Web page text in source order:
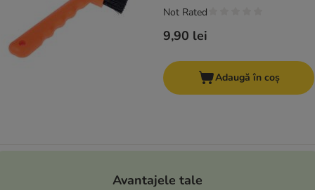
9,90 lei
Not Rated
Adaugă în coș
Avantajele tale